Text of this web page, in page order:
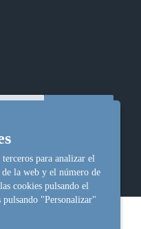
para analizar el
de la web y el número de
cookies pulsando el
"Personalizar"